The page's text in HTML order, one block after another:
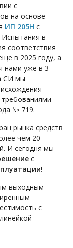
с
на основе
ИП 205Н с
в
соответствия
в 2025 году, а
нами уже в 3
СИ мы
№ 719.
рынка средств
чем 20-
И сегодня мы
с
!
выходным
с